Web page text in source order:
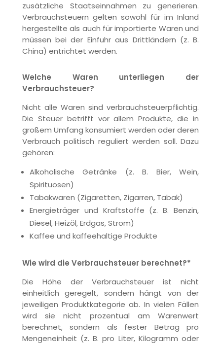
zusätzliche Staatseinnahmen zu generieren.
Verbrauchsteuern gelten sowohl für im Inland
hergestellte als auch für importierte Waren und
müssen bei der Einfuhr aus Drittländern (z. B.
China) entrichtet werden.
Welche Waren unterliegen der
Verbrauchsteuer?
Nicht alle Waren sind verbrauchsteuerpflichtig.
Die Steuer betrifft vor allem Produkte, die in
großem Umfang konsumiert werden oder deren
Verbrauch politisch reguliert werden soll. Dazu
gehören:
Alkoholische Getränke (z. B. Bier, Wein,
Spirituosen)
Tabakwaren (Zigaretten, Zigarren, Tabak)
Energieträger und Kraftstoffe (z. B. Benzin,
Diesel, Heizöl, Erdgas, Strom)
Kaffee und kaffeehaltige Produkte
Wie wird die Verbrauchsteuer berechnet?*
Die Höhe der Verbrauchsteuer ist nicht
einheitlich geregelt, sondern hängt von der
jeweiligen Produktkategorie ab. In vielen Fällen
wird sie nicht prozentual am Warenwert
berechnet, sondern als fester Betrag pro
Mengeneinheit (z. B. pro Liter, Kilogramm oder